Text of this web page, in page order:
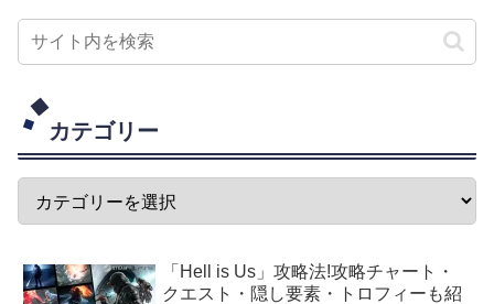
カテゴリー
「Hell is Us」攻略法!攻略チャート・
クエスト・隠し要素・トロフィーも紹